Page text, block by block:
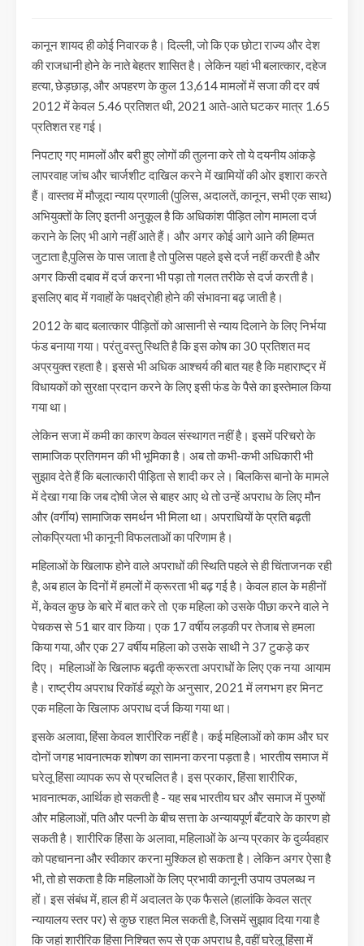
कानून शायद ही कोई निवारक है। दिल्ली, जो कि एक छोटा राज्य और देश
की राजधानी होने के नाते बेहतर शासित है। लेकिन यहां भी बलात्कार, दहेज
हत्या, छेड़छाड़, और अपहरण के कुल 13,614 मामलों में सजा की दर वर्ष
2012 में केवल 5.46 प्रतिशत थी, 2021 आते-आते घटकर मात्र 1.65
प्रतिशत रह गई।
निपटाए गए मामलों और बरी हुए लोगों की तुलना करे तो ये दयनीय आंकड़े
लापरवाह जांच और चार्जशीट दाखिल करने में खामियों की ओर इशारा करते
हैं। वास्तव में मौजूदा न्याय प्रणाली (पुलिस, अदालतें, कानून, सभी एक साथ)
अभियुक्तों के लिए इतनी अनुकूल है कि अधिकांश पीड़ित लोग मामला दर्ज
कराने के लिए भी आगे नहीं आते हैं। और अगर कोई आगे आने की हिम्मत
जुटाता है,पुलिस के पास जाता है तो पुलिस पहले इसे दर्ज नहीं करती है और
अगर किसी दबाव में दर्ज करना भी पड़ा तो गलत तरीके से दर्ज करती है।
इसलिए बाद में गवाहों के पक्षद्रोही होने की संभावना बढ़ जाती है।
2012 के बाद बलात्कार पीड़ितों को आसानी से न्याय दिलाने के लिए निर्भया
फंड बनाया गया। परंतु वस्तु स्थिति है कि इस कोष का 30 प्रतिशत मद
अप्रयुक्त रहता है। इससे भी अधिक आश्चर्य की बात यह है कि महाराष्ट्र में
विधायकों को सुरक्षा प्रदान करने के लिए इसी फंड के पैसे का इस्तेमाल किया
गया था।
लेकिन सजा में कमी का कारण केवल संस्थागत नहीं है। इसमें परिचरो के
सामाजिक प्रतिगमन की भी भूमिका है। अब तो कभी-कभी अधिकारी भी
सुझाव देते हैं कि बलात्कारी पीड़िता से शादी कर ले। बिलकिस बानो के मामले
में देखा गया कि जब दोषी जेल से बाहर आए थे तो उन्हें अपराध के लिए मौन
और (वर्गीय) सामाजिक समर्थन भी मिला था। अपराधियों के प्रति बढ़ती
लोकप्रियता भी कानूनी विफलताओं का परिणाम है।
महिलाओं के खिलाफ होने वाले अपराधों की स्थिति पहले से ही चिंताजनक रही
है, अब हाल के दिनों में हमलों में क्रूरता भी बढ़ गई है। केवल हाल के महीनों
में, केवल कुछ के बारे में बात करे तो एक महिला को उसके पीछा करने वाले ने
पेचकस से 51 बार वार किया। एक 17 वर्षीय लड़की पर तेजाब से हमला
किया गया, और एक 27 वर्षीय महिला को उसके साथी ने 37 टुकड़े कर
दिए। महिलाओं के खिलाफ बढ़ती क्रूरता अपराधों के लिए एक नया आयाम
है। राष्ट्रीय अपराध रिकॉर्ड ब्यूरो के अनुसार, 2021 में लगभग हर मिनट
एक महिला के खिलाफ अपराध दर्ज किया गया था।
इसके अलावा, हिंसा केवल शारीरिक नहीं है। कई महिलाओं को काम और घर
दोनों जगह भावनात्मक शोषण का सामना करना पड़ता है। भारतीय समाज में
घरेलू हिंसा व्यापक रूप से प्रचलित है। इस प्रकार, हिंसा शारीरिक,
भावनात्मक, आर्थिक हो सकती है - यह सब भारतीय घर और समाज में पुरुषों
और महिलाओं, पति और पत्नी के बीच सत्ता के अन्यायपूर्ण बँटवारे के कारण हो
सकती है। शारीरिक हिंसा के अलावा, महिलाओं के अन्य प्रकार के दुर्व्यवहार
को पहचानना और स्वीकार करना मुश्किल हो सकता है। लेकिन अगर ऐसा है
भी, तो हो सकता है कि महिलाओं के लिए प्रभावी कानूनी उपाय उपलब्ध न
हों। इस संबंध में, हाल ही में अदालत के एक फैसले (हालांकि केवल सत्र
न्यायालय स्तर पर) से कुछ राहत मिल सकती है, जिसमें सुझाव दिया गया है
कि जहां शारीरिक हिंसा निश्चित रूप से एक अपराध है, वहीं घरेलू हिंसा में